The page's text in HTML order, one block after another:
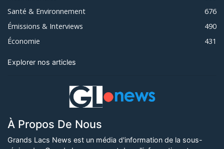
Santé & Environnement
676
Émissions & Interviews
490
Économie
431
Explorer nos articles
À Propos De Nous
Grands Lacs News est un média d'information de la sous-